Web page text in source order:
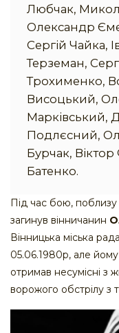
Любчак,
Олександр
Сергій Чайка,
Терземан,
Трохименко,
Висоцький,
Марківський,
Подлєсний,
Бурчак,
Батенко.
Під час бою, поблизу
загинув вінничанин
Вінницька міська
05.06.1980р, але
отримав несумісні з
ворожого обстрілу з